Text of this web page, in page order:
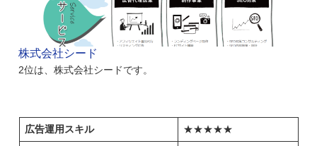
株式会社シード
2位は、株式会社シードです。
広告運用スキル ★★★★★